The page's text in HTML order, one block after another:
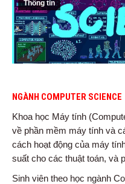
Thông tin
NGÀNH COMPUTER SCIENCE
Khoa học Máy tính
về phần mềm máy tính và
cách hoạt động của máy
suất cho các thuật toán, và
Sinh viên theo học ngành